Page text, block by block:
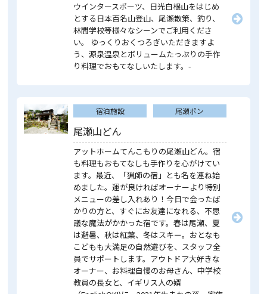
ウインタースポーツ、日光白根山をはじめ
とする日本百名山登山、尾瀬散策、釣り、
林間学校等様々なシーンでご利用くださ
い。 ゆっくりおくつろぎいただきますよ
う、源泉温泉とボリュームたっぷりの手作
り料理でおもてなしいたします。-
宿泊施設 尾瀬ポン
尾瀬山どん
アットホームてんこもりの尾瀬山どん。宿
も料理もおもてなしも手作りを心がけてい
ます。最近、「猟師の宿」とも名を連ね始
めました。運が良ければオーナーより特別
メニューの差し入れあり！今日で会ったば
かりの方と、すぐにお友達になれる、不思
議な魔法がかかった宿です。春は尾瀬、夏
は避暑、秋は紅葉、冬はスキー。おとなも
こどもも大満足の自然遊びを、スタッフ全
員でサポートします。アウトドア大好きな
オーナー、お料理自慢のお母さん、中学校
教員の長女と、イギリス人の婿